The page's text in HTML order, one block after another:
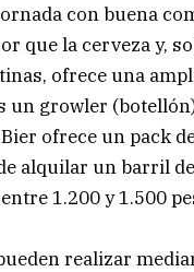
con buena
que la cerveza y,
ofrece una
un growler
ofrece un pack
alquilar un barril
1.200 y 1.500
realizar